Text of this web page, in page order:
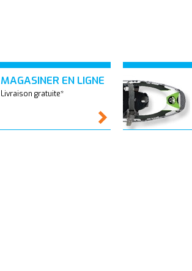
MAGASINER EN LIGNE
Livraison gratuite*